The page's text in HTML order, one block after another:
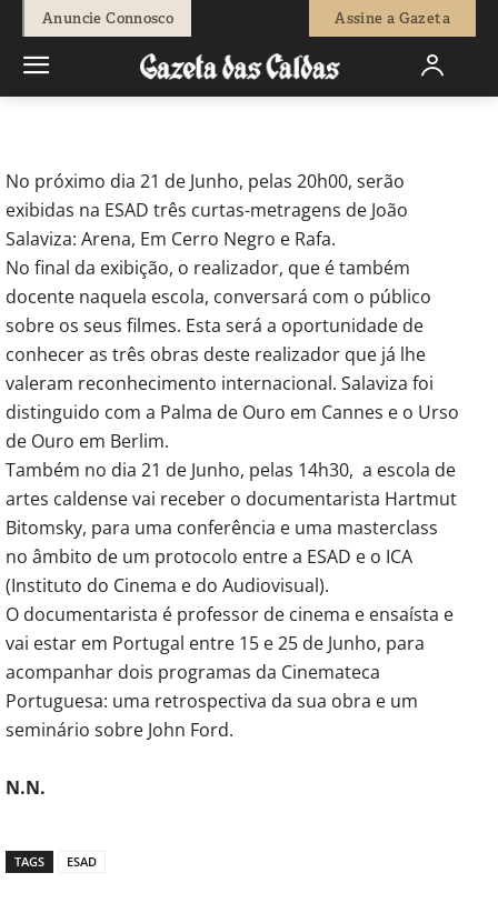
Anuncie Connosco Assine a Gazeta
Redação - 15 de Junho, 2012 0
No próximo dia 21 de Junho, pelas 20h00, serão
exibidas na ESAD três curtas-metragens de João
Salaviza: Arena, Em Cerro Negro e Rafa.
No final da exibição, o realizador, que é também
docente naquela escola, conversará com o público
sobre os seus filmes. Esta será a oportunidade de
conhecer as três obras deste realizador que já lhe
valeram reconhecimento internacional. Salaviza foi
distinguido com a Palma de Ouro em Cannes e o Urso
de Ouro em Berlim.
Também no dia 21 de Junho, pelas 14h30, a escola de
artes caldense vai receber o documentarista Hartmut
Bitomsky, para uma conferência e uma masterclass
no âmbito de um protocolo entre a ESAD e o ICA
(Instituto do Cinema e do Audiovisual).
O documentarista é professor de cinema e ensaísta e
vai estar em Portugal entre 15 e 25 de Junho, para
acompanhar dois programas da Cinemateca
Portuguesa: uma retrospectiva da sua obra e um
seminário sobre John Ford.
N.N.
TAGS ESAD